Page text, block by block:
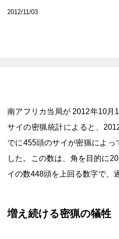
2012/11/03
南アフリカ当局が 2012年10月
サイの密猟統計によると、
でに455頭のサイが密猟によっ
した。この数は、角を目的に
イの数448頭を上回る数字で、
増え続ける密猟の犠牲